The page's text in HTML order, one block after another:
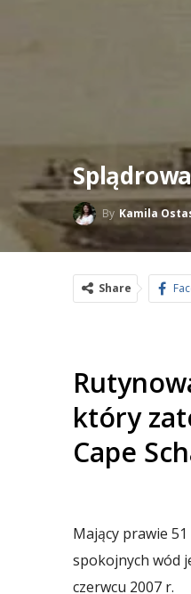
By Kamila
Share
który
Cape
Mający prawie
spokojnych wód
czerwcu 2007 r.